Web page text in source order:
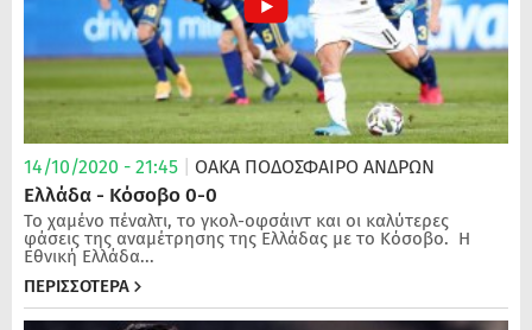
14/10/2020 - 21:45 ΟΑΚΑ ΠΟΔΌΣΦΑΙΡΟ ΑΝΔΡΏΝ
Ελλάδα - Κόσοβο 0-0
Το χαμένο πέναλτι, το γκολ-οφσάιντ και οι καλύτερες
φάσεις της αναμέτρησης της Ελλάδας με το Κόσοβο. Η
Εθνική Ελλάδα...
ΠΕΡΙΣΣΟΤΕΡΑ